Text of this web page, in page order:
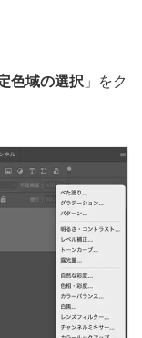
色域の選択 」をク